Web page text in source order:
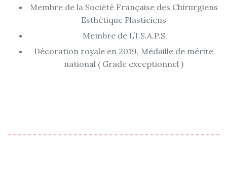
Membre de la Société Française des Chirurgiens
Esthétique Plasticiens
Membre de L’I.S.A.P.S
Décoration royale en 2019, Médaille de mérite
national ( Grade exceptionnel )